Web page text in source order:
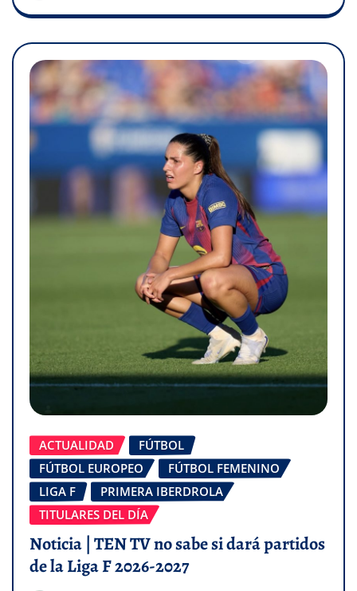
ACTUALIDAD
FÚTBOL
FÚTBOL EUROPEO
FÚTBOL FEMENINO
LIGA F
PRIMERA IBERDROLA
TITULARES DEL DÍA
Noticia | TEN TV no sabe si dará partidos
de la Liga F 2026-2027